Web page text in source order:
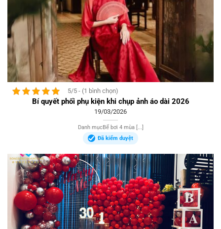
5/5 - (1 bình chọn)
Bí quyết phối phụ kiện khi chụp ảnh áo dài 2026
19/03/2026
Danh mụcBể bơi 4 mùa [...]
Đã kiểm duyệt